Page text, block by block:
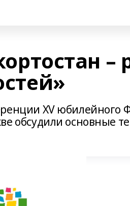
–
ХV юбилейного
обсудили основные